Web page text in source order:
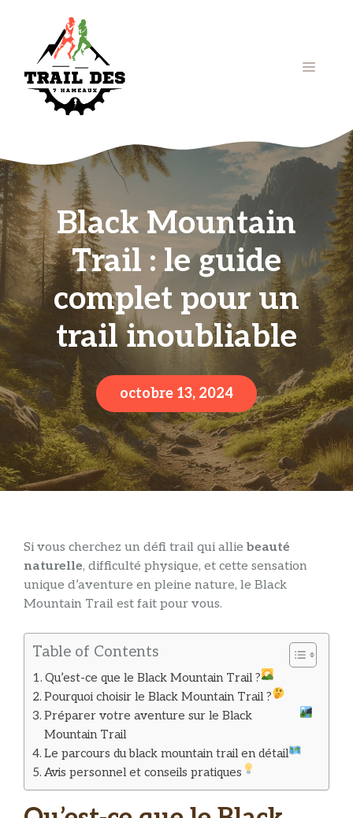
contenu
Menu
Black Mountain
Trail : le guide
complet pour un
trail inoubliable
octobre 13, 2024
Si vous cherchez un défi trail qui alliebeauté
naturelle, difficulté physique, et cette sensation
unique d’aventure en pleine nature, le Black
Mountain Trail est fait pour vous.
Table of Contents
Qu’est-ce que le Black Mountain Trail ?
Pourquoi choisir le Black Mountain Trail ?
Préparer votre aventure sur le Black
Mountain Trail
Le parcours du black mountain trail en détail
Avis personnel et conseils pratiques